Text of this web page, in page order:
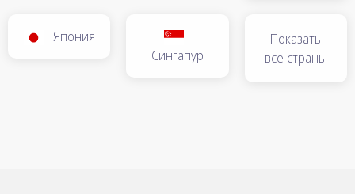
Япония
Сингапур
Показать
все страны